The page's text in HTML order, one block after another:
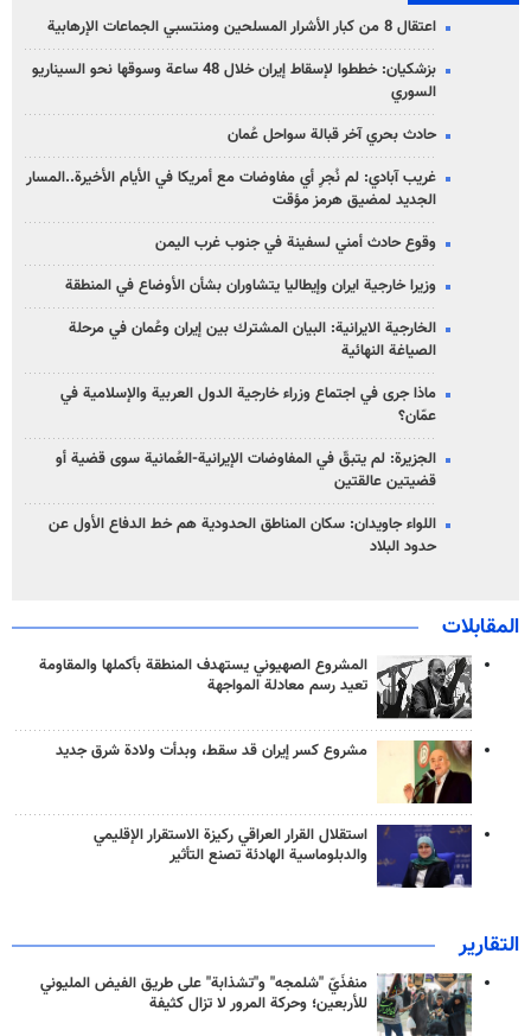
اعتقال 8 من كبار الأشرار المسلحين ومنتسبي الجماعات الإرهابية
بزشكيان: خططوا لإسقاط إيران خلال 48 ساعة وسوقها نحو السيناريو
السوري
حادث بحري آخر قبالة سواحل عُمان
غريب آبادي: لم نُجرِ أي مفاوضات مع أمريكا في الأيام الأخيرة..المسار
الجديد لمضيق هرمز مؤقت
وقوع حادث أمني لسفينة في جنوب غرب اليمن
وزيرا خارجية ايران وإيطاليا يتشاوران بشأن الأوضاع في المنطقة
الخارجية الايرانية: البيان المشترك بين إيران وعُمان في مرحلة
الصياغة النهائية
ماذا جرى في اجتماع وزراء خارجية الدول العربية والإسلامية في
عمّان؟
الجزيرة: لم يتبقّ في المفاوضات الإيرانية-العُمانية سوى قضية أو
قضيتين عالقتين
اللواء جاويدان: سكان المناطق الحدودية هم خط الدفاع الأول عن
حدود البلاد
المقابلات
المشروع الصهيوني يستهدف المنطقة بأكملها والمقاومة
تعيد رسم معادلة المواجهة
مشروع كسر إيران قد سقط، وبدأت ولادة شرق جديد
استقلال القرار العراقي ركيزة الاستقرار الإقليمي
والدبلوماسية الهادئة تصنع التأثير
التقارير
منفذَيّ "شلمجه" و"تشذابة" على طريق الفيض المليوني
للأربعين؛ وحركة المرور لا تزال كثيفة